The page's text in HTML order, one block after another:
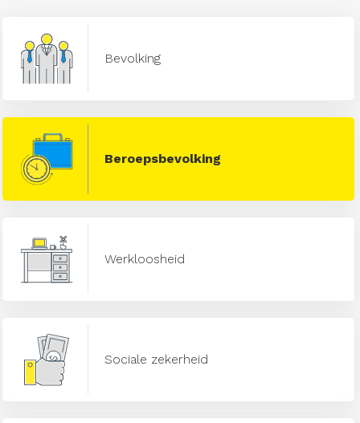
Bevolking
Beroepsbevolking
Werkloosheid
Sociale zekerheid